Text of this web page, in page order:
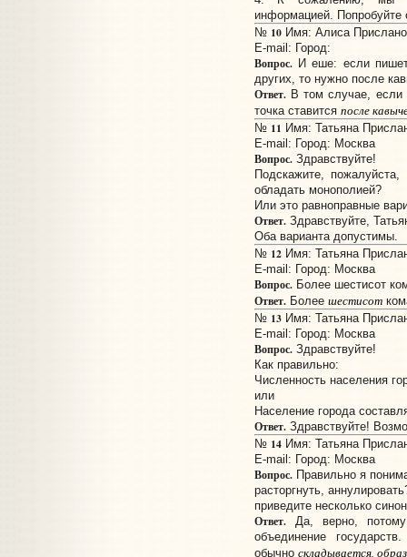
информацией. Попробуйте
№ 10Имя: Алиса
E-mail: Город:
Вопрос.И еше: если
других, то нужно после
Ответ.В том случае, если
точка ставится после
№ 11 Имя: Татьяна
E-mail: Город: Москва
Вопрос.Здравствуйте!
Подскажите,
обладать монополией?
Или это равноправные
Ответ.Здравствуйте,
Оба варианта допустимы.
№ 12Имя: Татьяна
E-mail: Город: Москва
Вопрос.Более шестисот
Ответ.Более шестисот
№ 13Имя: Татьяна
E-mail: Город: Москва
Вопрос.Здравствуйте!
Как правильно:
Численность населения
или
Население города
Ответ.Здравствуйте!
№ 14Имя: Татьяна
E-mail: Город: Москва
Вопрос.Правильно я
расторгнуть,
приведите несколько
Ответ.Да, верно,
объединение
обычноскладывается,